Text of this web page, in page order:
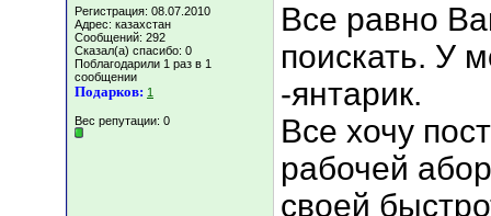
Регистрация: 08.07.2010
Адрес: казахстан
Сообщений: 292
Сказал(а) спасибо: 0
Поблагодарили 1 раз в 1
сообщении
Подарков: 1
Вес репутации: 0
Все равно
поискать. У
-янтарик.
Все хочу
рабочей
своей